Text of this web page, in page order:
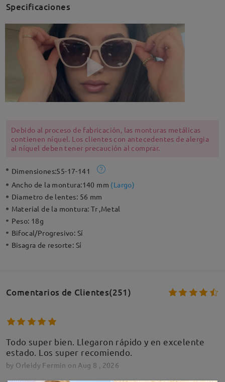
Specificaciones
Debido al proceso de fabricación, las monturas metálicas
contienen níquel. Los clientes con antecedentes de alergia
al níquel deben tener precaución al comprar.
Dimensiones:55-17-141
Ancho de la montura:140 mm (Largo)
Diametro de lentes: 56 mm
Material de la montura:Tr ,Metal
Peso: 18g
Bifocal/Progresivo: Sí
Bisagra de resorte: Sí
Comentarios de Clientes(251)
Todo super bien. Llegaron rápido y en excelente
estado. Los super recomiendo.
by Orleidy Fermin on Aug 8 , 2026